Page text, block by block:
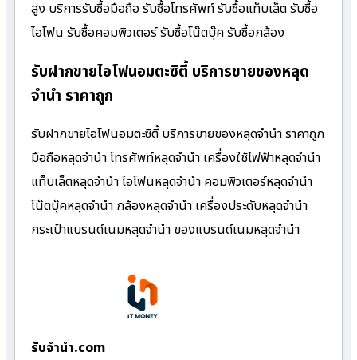
สูง บริการรับซื้อมือถือ รับซื้อโทรศัพท์ รับซื้อแท็บเล็ต รับซื้อ
ไอโฟน รับซื้อคอมพิวเตอร์ รับซื้อโน๊ตบุ๊ค รับซื้อกล้อง
รับฝากขายไอโฟนอมตะซิตี้ บริการขายของหลุด
จำนำ ราคาถูก
รับฝากขายไอโฟนอมตะซิตี้ บริการขายของหลุดจำนำ ราคาถูก
มือถือหลุดจำนำ โทรศัพท์หลุดจำนำ เครื่องใช้ไฟฟ้าหลุดจำนำ
แท็บเล็ตหลุดจำนำ ไอโฟนหลุดจำนำ คอมพิวเตอร์หลุดจำนำ
โน๊ตบุ๊คหลุดจำนำ กล้องหลุดจำนำ เครื่องประดับหลุดจำนำ
กระเป๋าแบรนด์เนมหลุดจำนำ ของแบรนด์เนมหลุดจำนำ
รับจํานํา.com